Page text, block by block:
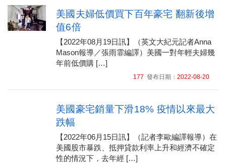
美國夫婦低價買下百年豪宅 翻新後增
值6倍
【2022年08月19日訊】（英文大紀元記者Anna
Mason報導／張雨霏編譯）美國一對年輕夫婦幾
年前低價購 […]
177 發布日期： 2022-08-20
美國豪宅銷量下滑18% 疫情以來最大
跌幅
【2022年06月15日訊】（記者李歐編譯報導）在
美國股市暴跌、抵押貸款利率上升和經濟不確定
性的情況下，去年經 […]